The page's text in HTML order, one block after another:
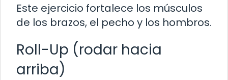
Este ejercicio fortalece los músculos
de los brazos, el pecho y los hombros.
Roll-Up (rodar hacia
arriba)